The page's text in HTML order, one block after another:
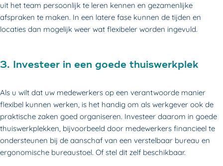
uit het team persoonlijk te leren kennen en gezamenlijke
afspraken te maken. In een latere fase kunnen de tijden en
locaties dan mogelijk weer wat flexibeler worden ingevuld.
3. Investeer in een goede thuiswerkplek
Als u wilt dat uw medewerkers op een verantwoorde manier
flexibel kunnen werken, is het handig om als werkgever ook de
praktische zaken goed organiseren. Investeer daarom in goede
thuiswerkplekken, bijvoorbeeld door medewerkers financieel te
ondersteunen bij de aanschaf van een verstelbaar bureau en
ergonomische bureaustoel. Of stel dit zelf beschikbaar.